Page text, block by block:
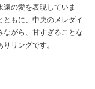
の愛を表現していま
もに、中央のメレダイ
ながら、甘すぎることな
リングです。